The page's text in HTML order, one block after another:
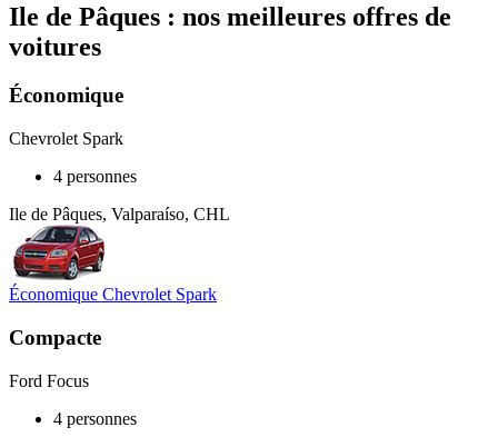
Ile de Pâques : nos meilleures offres de
voitures
Économique
Chevrolet Spark
4 personnes
Ile de Pâques, Valparaíso, CHL
Économique Chevrolet Spark
Compacte
Ford Focus
4 personnes